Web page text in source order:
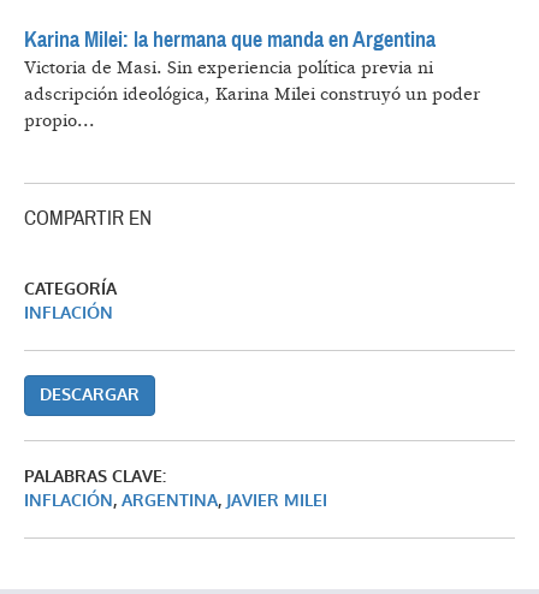
Karina Milei: la hermana que manda en Argentina
Victoria de Masi. Sin experiencia política previa ni
adscripción ideológica, Karina Milei construyó un poder
propio...
COMPARTIR EN
CATEGORÍA
INFLACIÓN
DESCARGAR
PALABRAS CLAVE:
INFLACIÓN, ARGENTINA, JAVIER MILEI